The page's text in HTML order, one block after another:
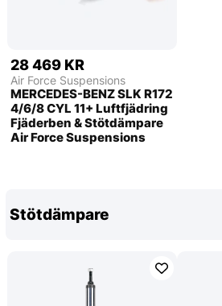
28 469 KR
Air Force Suspensions
MERCEDES-BENZ SLK R172
4/6/8 CYL 11+ Luftfjädring
Fjäderben & Stötdämpare
Air Force Suspensions
Stötdämpare